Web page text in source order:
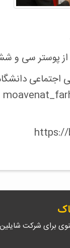
از پوستر سی و
اجتماعی
https://
برای شرکت